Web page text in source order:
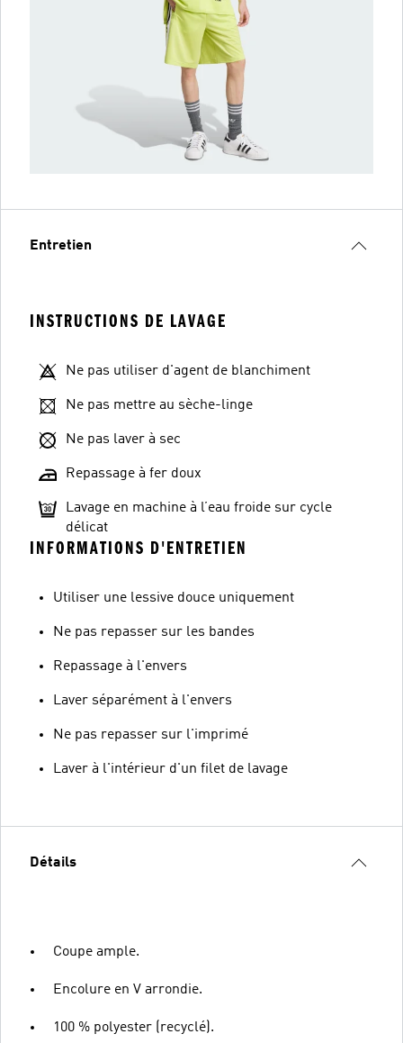
Entretien
INSTRUCTIONS DE LAVAGE
Ne pas utiliser d'agent de blanchiment
Ne pas mettre au sèche-linge
Ne pas laver à sec
Repassage à fer doux
Lavage en machine à l’eau froide sur cycle
délicat
INFORMATIONS D'ENTRETIEN
Utiliser une lessive douce uniquement
Ne pas repasser sur les bandes
Repassage à l'envers
Laver séparément à l'envers
Ne pas repasser sur l'imprimé
Laver à l'intérieur d'un filet de lavage
Détails
Coupe ample.
Encolure en V arrondie.
100 % polyester (recyclé).